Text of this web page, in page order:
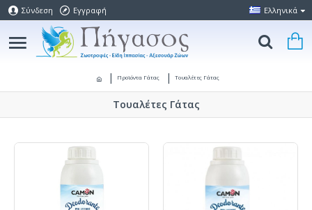
Σύνδεση Εγγραφή Ελληνικά
Προϊόντα Γάτας Τουαλέτες Γάτας
Τουαλέτες Γάτας